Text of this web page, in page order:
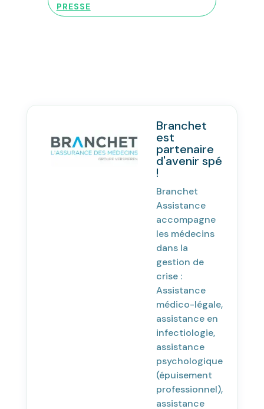
PRESSE
Branchet
est
partenaire
d'avenir spé
!
Branchet
Assistance
accompagne
les médecins
dans la
gestion de
crise :
Assistance
médico-légale,
assistance en
infectiologie,
assistance
psychologique
(épuisement
professionnel),
assistance